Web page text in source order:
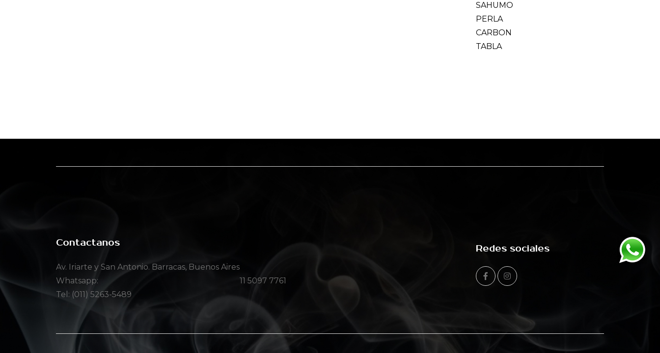
SAHUMO
PERLA
CARBON
TABLA
Contactanos
Av. Iriarte y San Antonio. Barracas, Buenos Aires
Whatsapp:
11 5097 7761
Tel: (011) 5263-5489
Redes sociales